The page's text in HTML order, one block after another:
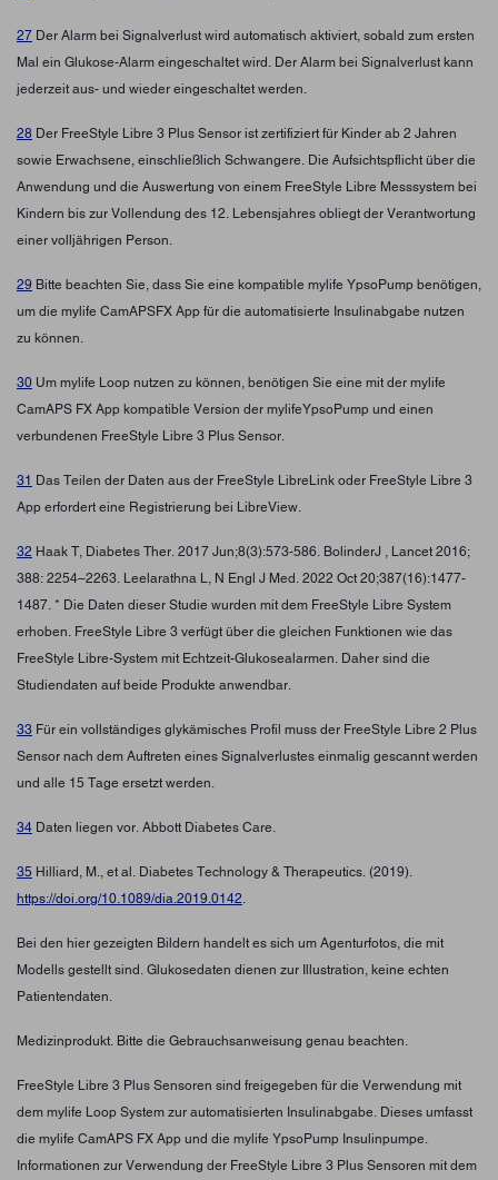
27 Der Alarm bei Signalverlust wird automatisch aktiviert, sobald zum ersten
Mal ein Glukose-Alarm eingeschaltet wird. Der Alarm bei Signalverlust kann
jederzeit aus- und wieder eingeschaltet werden.
28 Der FreeStyle Libre 3 Plus Sensor ist zertifiziert für Kinder ab 2 Jahren
sowie Erwachsene, einschließlich Schwangere. Die Aufsichtspflicht über die
Anwendung und die Auswertung von einem FreeStyle Libre Messsystem bei
Kindern bis zur Vollendung des 12. Lebensjahres obliegt der Verantwortung
einer volljährigen Person.
29 Bitte beachten Sie, dass Sie eine kompatible mylife YpsoPump benötigen,
um die mylife CamAPSFX App für die automatisierte Insulinabgabe nutzen
zu können.
30 Um mylife Loop nutzen zu können, benötigen Sie eine mit der mylife
CamAPS FX App kompatible Version der mylifeYpsoPump und einen
verbundenen FreeStyle Libre 3 Plus Sensor.
31 Das Teilen der Daten aus der FreeStyle LibreLink oder FreeStyle Libre 3
App erfordert eine Registrierung bei LibreView.
32 Haak T, Diabetes Ther. 2017 Jun;8(3):573-586. BolinderJ , Lancet 2016;
388: 2254–2263. Leelarathna L, N Engl J Med. 2022 Oct 20;387(16):1477-
1487. * Die Daten dieser Studie wurden mit dem FreeStyle Libre System
erhoben. FreeStyle Libre 3 verfügt über die gleichen Funktionen wie das
FreeStyle Libre-System mit Echtzeit-Glukosealarmen. Daher sind die
Studiendaten auf beide Produkte anwendbar.
33 Für ein vollständiges glykämisches Profil muss der FreeStyle Libre 2 Plus
Sensor nach dem Auftreten eines Signalverlustes einmalig gescannt werden
und alle 15 Tage ersetzt werden.
34 Daten liegen vor. Abbott Diabetes Care.
35 Hilliard, M., et al. Diabetes Technology & Therapeutics. (2019).
https://doi.org/10.1089/dia.2019.0142.
Bei den hier gezeigten Bildern handelt es sich um Agenturfotos, die mit
Modells gestellt sind. Glukosedaten dienen zur Illustration, keine echten
Patientendaten.
Medizinprodukt. Bitte die Gebrauchsanweisung genau beachten.
FreeStyle Libre 3 Plus Sensoren sind freigegeben für die Verwendung mit
dem mylife Loop System zur automatisierten Insulinabgabe. Dieses umfasst
die mylife CamAPS FX App und die mylife YpsoPump Insulinpumpe.
Informationen zur Verwendung der FreeStyle Libre 3 Plus Sensoren mit dem